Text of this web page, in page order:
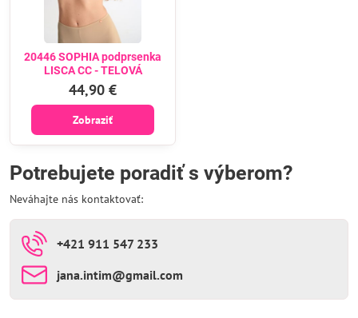
20446 SOPHIA podprsenka
LISCA CC - TELOVÁ
44,90 €
Zobraziť
Potrebujete poradiť s výberom?
Neváhajte nás kontaktovať:
+421 911 547 233
jana​.intim​@gmail​.com